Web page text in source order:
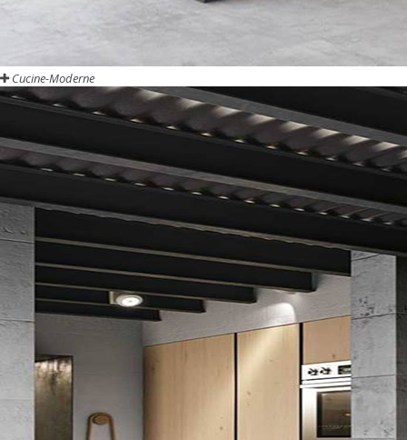
Cucine-Moderne